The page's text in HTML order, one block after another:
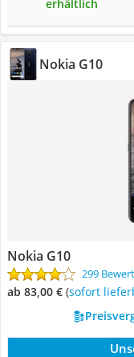
erhältlich
Nokia G10
Nokia G10
299
ab 83,00 € ( Sofort